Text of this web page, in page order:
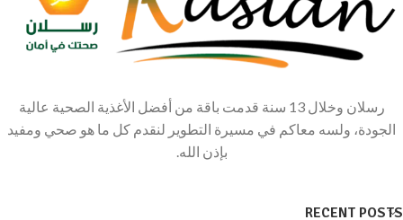
رسلان وخلال 13 سنة قدمت باقة من أفضل الأغذية الصحية عالية
الجودة، ولسه معاكم في مسيرة التطوير لنقدم كل ما هو صحي ومفيد
بإذن الله.
RECENT POSTS